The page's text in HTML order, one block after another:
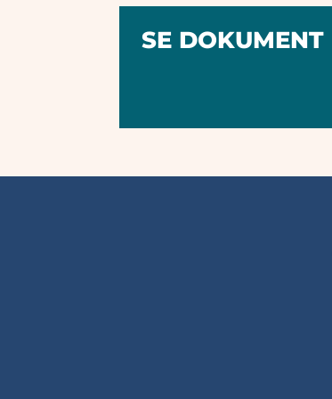
SE DOKUMENT